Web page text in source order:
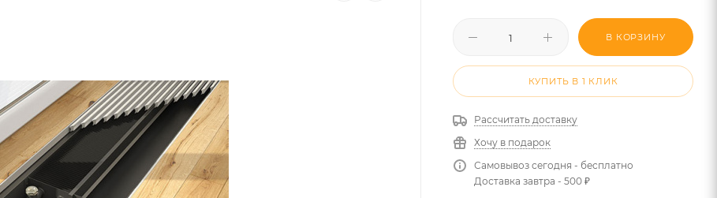
В КОРЗИНУ
КУПИТЬ В 1 КЛИК
Рассчитать доставку
Хочу в подарок
Самовывоз сегодня - бесплатно
Доставка завтра - 500 ₽